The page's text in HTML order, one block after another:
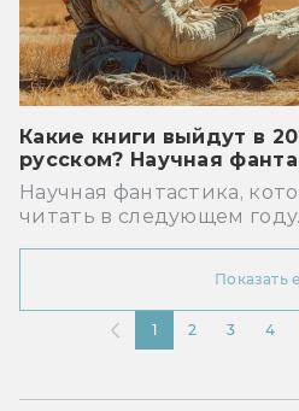
Какие книги выйдут в
русском? Научная
Научная фантастика,
читать в следующем году.
Показать
1 2 3 4